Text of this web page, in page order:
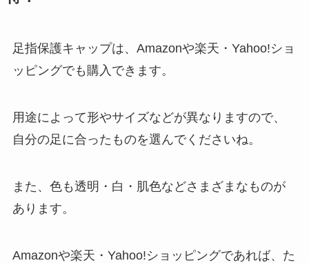
足指保護キャップは、Amazonや楽天・Yahoo!ショ
ッピングでも購入できます。
用途によって形やサイズなどが異なりますので、
自分の足に合ったものを選んでくださいね。
また、色も透明・白・肌色などさまざまなものが
あります。
Amazonや楽天・Yahoo!ショッピングであれば、た